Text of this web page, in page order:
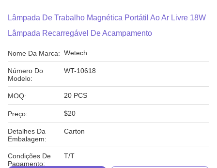
Lâmpada De Trabalho Magnética Portátil Ao Ar Livre 18W
Lâmpada Recarregável De Acampamento
Nome Da Marca: Wetech
Número Do
Modelo:
WT-10618
MOQ: 20 PCS
Preço: $20
Detalhes Da
Embalagem:
Carton
Condições De
Pagamento:
T/T